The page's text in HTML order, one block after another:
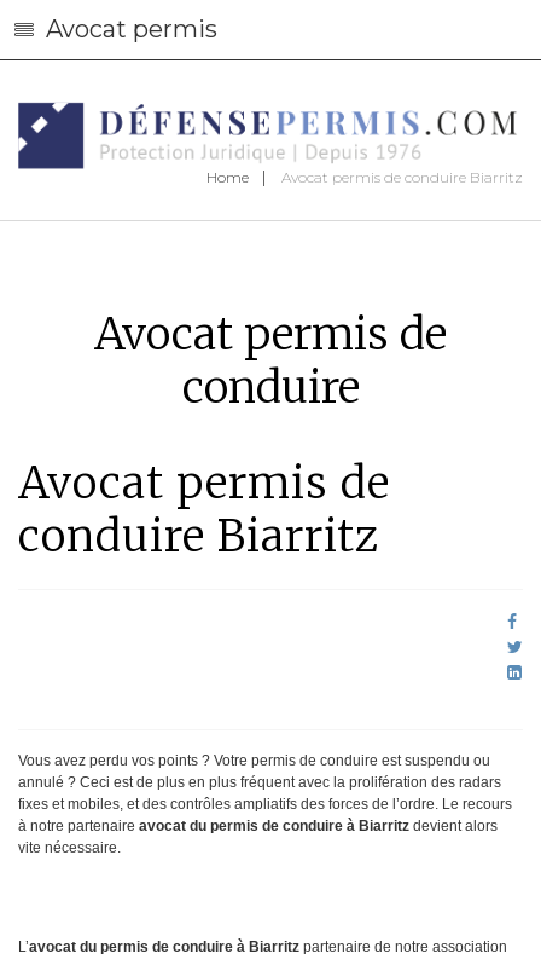
Avocat permis
Home Avocat permis de conduire Biarritz
Avocat permis de
conduire
Avocat permis de
conduire Biarritz
Vous avez perdu vos points ? Votre permis de conduire est suspendu ou
annulé ? Ceci est de plus en plus fréquent avec la prolifération des radars
fixes et mobiles, et des contrôles ampliatifs des forces de l’ordre. Le recours
à notre partenaire avocat du permis de conduire à Biarritz devient alors
vite nécessaire.
L’avocat du permis de conduire à Biarritz partenaire de notre association